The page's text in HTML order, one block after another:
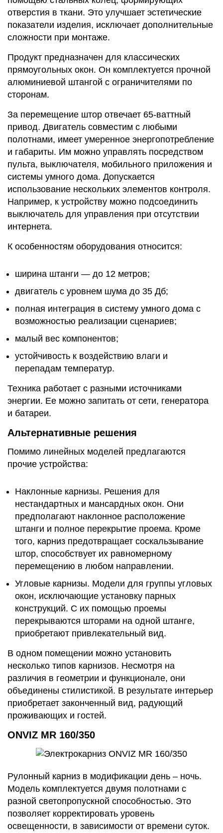
отверстия в ткани. Это улучшает эстетические
показатели изделия, исключает дополнительные
сложности при монтаже.
Продукт предназначен для классических
прямоугольных окон. Он комплектуется прочной
алюминиевой штангой с ограничителями по
сторонам.
За перемещение штор отвечает 65-ваттный
привод. Двигатель совместим с любыми
полотнами, имеет умеренное энергопотребление
и габариты. Им можно управлять посредством
пульта, выключателя, мобильного приложения и
системы умного дома. Допускается
использование нескольких элементов контроля.
Например, к устройству можно подсоединить
выключатель для управления при отсутствии
интернета.
К особенностям оборудования относится:
ширина штанги — до 12 метров;
двигатель с уровнем шума до 35 Дб;
полная интеграция в систему умного дома с
возможностью реализации сценариев;
малый вес компонентов;
устойчивость к воздействию влаги и
перепадам температур.
Техника работает с разными источниками
энергии. Ее можно запитать от сети, генератора
и батареи.
Альтернативные решения
Помимо линейных моделей предлагаются
прочие устройства:
Наклонные карнизы. Решения для
нестандартных и мансардных окон. Они
предполагают наклонное расположение
штанги и полное перекрытие проема. Кроме
того, карниз предотвращает соскальзывание
штор, способствует их равномерному
перемещению в любом направлении.
Угловые карнизы. Модели для группы угловых
окон, исключающие установку парных
конструкций. С их помощью проемы
перекрываются шторами на одной штанге,
приобретают привлекательный вид.
В одном помещении можно установить
несколько типов карнизов. Несмотря на
различия в геометрии и функционале, они
объединены стилистикой. В результате интерьер
приобретает законченный вид, радующий
проживающих и гостей.
ONVIZ MR 160/350
Рулонный карниз в модификации день – ночь.
Модель комплектуется двумя полотнами с
разной светопропускной способностью. Это
позволяет корректировать уровень
освещенности, в зависимости от времени суток.